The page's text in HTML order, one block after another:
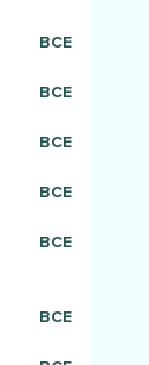
ВСЕ
ВСЕ
ВСЕ
ВСЕ
ВСЕ
ВСЕ